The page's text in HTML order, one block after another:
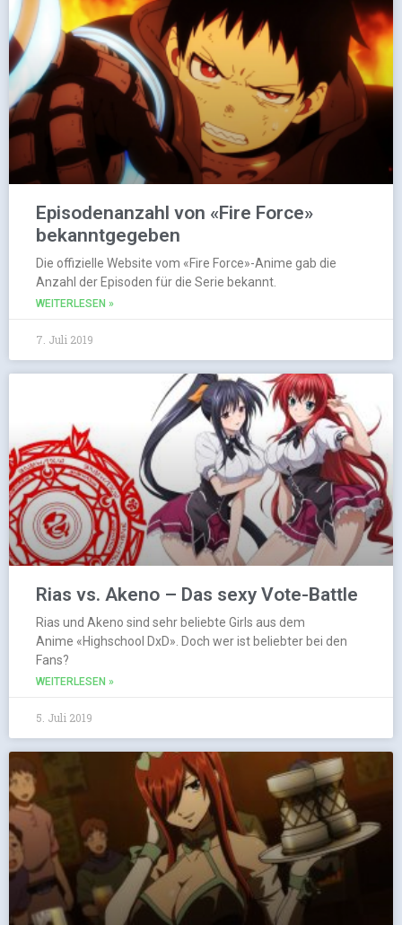
Episodenanzahl von «Fire Force»
bekanntgegeben
Die offizielle Website vom «Fire Force»-Anime gab die
Anzahl der Episoden für die Serie bekannt.
WEITERLESEN »
7. Juli 2019
Rias vs. Akeno – Das sexy Vote-Battle
Rias und Akeno sind sehr beliebte Girls aus dem
Anime «Highschool DxD». Doch wer ist beliebter bei den
Fans?
WEITERLESEN »
5. Juli 2019